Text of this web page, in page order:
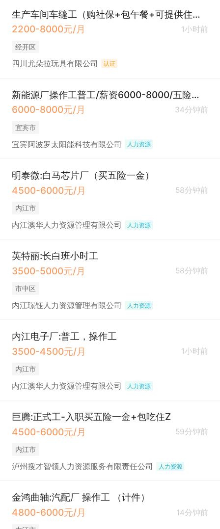
生产车间车缝工（购社保+包午餐+可提供住宿）
2200-8000元/月
1小时前
经开区
四川尤朵拉玩具有限公司 认证
新能源厂操作工普工/薪资6000-8000/五险一金/包食宿
6000-8000元/月
34分钟前
宜宾市
宜宾阿波罗太阳能科技有限公司 人力资源
明泰微:白马芯片厂（买五险一金）
4500-6000元/月
58分钟前
内江市
内江澳华人力资源管理有限公司 人力资源
英特丽:长白班小时工
3500-5000元/月
58分钟前
市中区
内江璟钰人力资源管理有限公司 人力资源
内江电子厂:普工，操作工
3500-4500元/月
1小时前
内江市
内江澳华人力资源管理有限公司 人力资源
巨腾:正式工-入职买五险一金+包吃住Z
4500-6000元/月
59分钟前
内江市
泸州搜才智领人力资源服务有限责任公司 人力资源
金鸿曲轴:汽配厂 操作工 （计件）
4800-6000元/月
14分钟前